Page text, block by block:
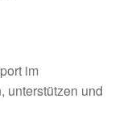
im
unterstützen und